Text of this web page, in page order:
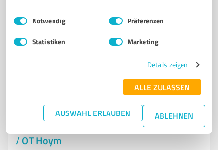
Impressum Datenschutzbestimmungen
Einwilligungsauswahl
Notwendig Präferenzen
Statistiken Marketing
Details zeigen
ALLE ZULASSEN
AUSWAHL ERLAUBEN ABLEHNEN
Kustrenaer Weg 1C, 06406 Bernburg (Saale)
Dienstleistungen
KRS Plus - Hausmeister­service aus Seeland
/ OT Hoym